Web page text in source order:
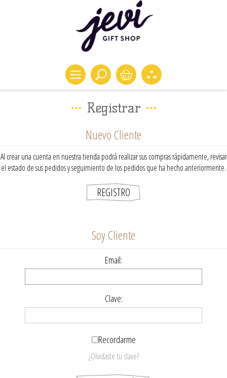
Registrar
Nuevo Cliente
Al crear una cuenta en nuestra tienda podrá realizar sus compras rápidamente, revisar
el estado de sus pedidos y seguimiento de los pedidos que ha hecho anteriormente.
Soy Cliente
Email:
Clave:
Recordarme
¿Olvidaste tu clave?